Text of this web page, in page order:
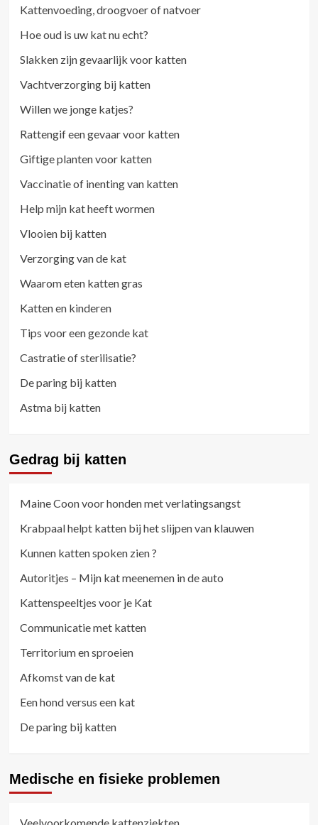
Kattenvoeding, droogvoer of natvoer
Hoe oud is uw kat nu echt?
Slakken zijn gevaarlijk voor katten
Vachtverzorging bij katten
Willen we jonge katjes?
Rattengif een gevaar voor katten
Giftige planten voor katten
Vaccinatie of inenting van katten
Help mijn kat heeft wormen
Vlooien bij katten
Verzorging van de kat
Waarom eten katten gras
Katten en kinderen
Tips voor een gezonde kat
Castratie of sterilisatie?
De paring bij katten
Astma bij katten
Gedrag bij katten
Maine Coon voor honden met verlatingsangst
Krabpaal helpt katten bij het slijpen van klauwen
Kunnen katten spoken zien ?
Autoritjes – Mijn kat meenemen in de auto
Kattenspeeltjes voor je Kat
Communicatie met katten
Territorium en sproeien
Afkomst van de kat
Een hond versus een kat
De paring bij katten
Medische en fisieke problemen
Veelvoorkomende kattenziekten